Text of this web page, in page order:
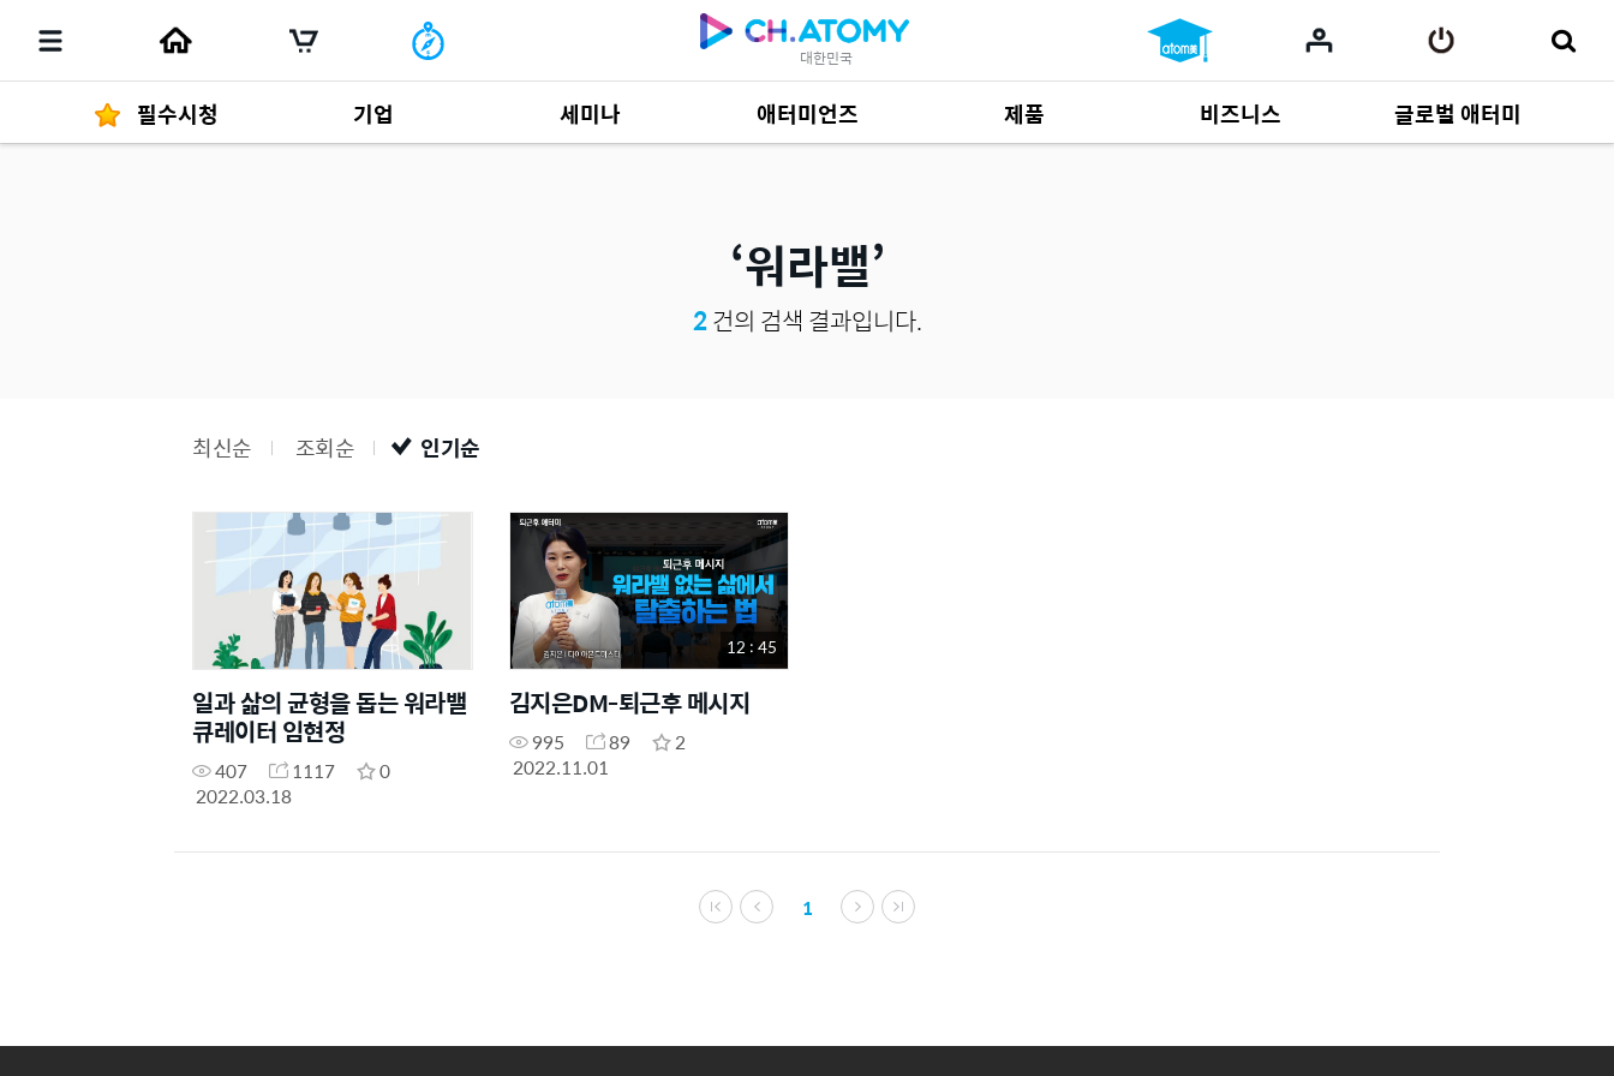
대한민국
필수시청 기업 세미나 애터미언즈 제품
제품 자료685
비즈니스
사업 자료165
글로벌 애터미
워라밸
2건의 검색 결과입니다.
최신순 조회순 인기순
일과 삶의 균형을 돕는 워라밸
큐레이터 임현정
407 1117
0
2022.03.18
12 : 45
김지은DM-퇴근후 메시지
995 89
2
2022.11.01
1